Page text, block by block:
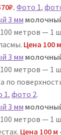
Фото 1,
3 мм
метров — 1
Цена 100
3 мм
метров — 1
по
1, фото 2.
3 мм
метров — 1
Цена 100 м